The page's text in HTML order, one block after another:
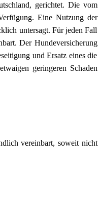
gerichtet. Die vom
Eine Nutzung der
untersagt. Für jeden Fall
Der Hundeversicherung
und Ersatz eines die
geringeren Schaden
vereinbart, soweit nicht